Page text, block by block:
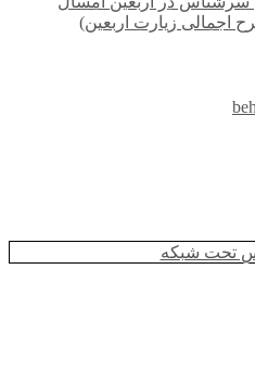
اجمالی زیارت اربعین)
تحت شبکه